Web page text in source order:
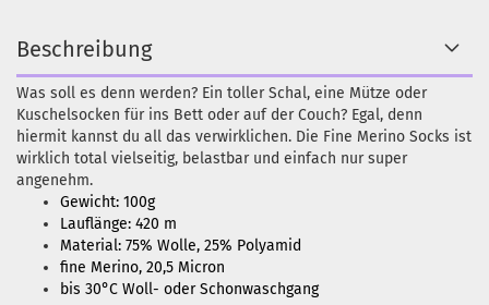
Beschreibung
Was soll es denn werden? Ein toller Schal, eine Mütze oder
Kuschelsocken für ins Bett oder auf der Couch? Egal, denn
hiermit kannst du all das verwirklichen. Die Fine Merino Socks ist
wirklich total vielseitig, belastbar und einfach nur super
angenehm.
Gewicht: 100g
Lauflänge: 420 m
Material: 75% Wolle, 25% Polyamid
fine Merino, 20,5 Micron
bis 30°C Woll- oder Schonwaschgang